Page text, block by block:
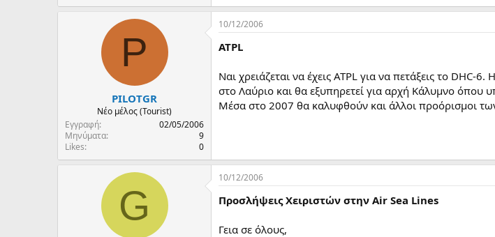
P
PILOTGR
Νέο μέλος (Tourist)
Εγγραφή
02/05/2006
Μηνύματα
9
Likes
0
10/12/2006
ATPL
Ναι χρειάζεται να έχεις ATPL για να πετάξεις το
στο Λαύριο και θα εξυπηρετεί για αρχή Κάλυμνο όπου
Μέσα στο 2007 θα καλυφθούν και άλλοι προόρισμοι
G
10/12/2006
Προσλήψεις Χειριστών στην Air Sea Lines
Γεια σε όλους,